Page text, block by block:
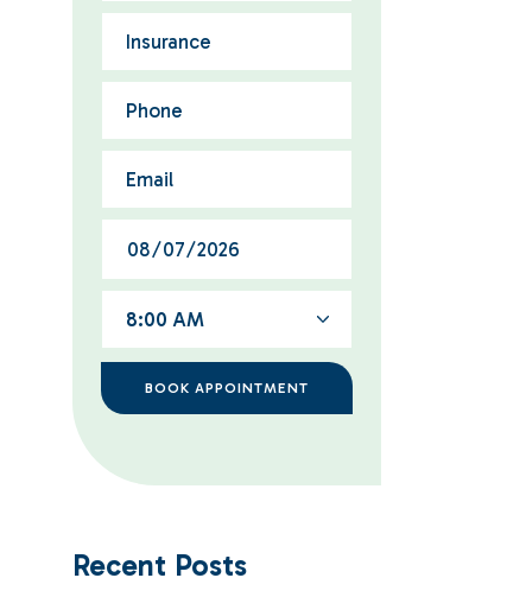
8:00 AM
BOOK APPOINTMENT
Recent Posts